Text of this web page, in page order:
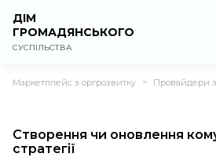
ДІМ
ГРОМАДЯНСЬКОГО
СУСПІЛЬСТВА
Маркетплейс з оргрозвитку > Провайдери
Створення чи оновлення
стратегії